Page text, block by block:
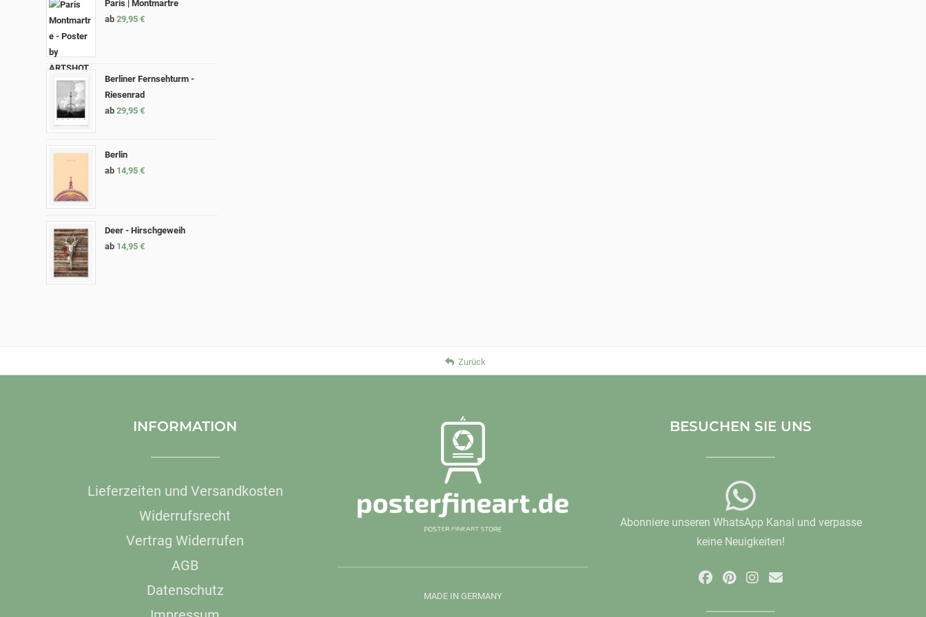
Paris | Montmartre
ab29,95€
Berliner Fernsehturm -
Riesenrad
ab29,95€
Berlin
ab 14,95€
Deer - Hirschgeweih
ab 14,95€
Zurück
INFORMATION
Lieferzeiten und Versandkosten
Widerrufsrecht
Vertrag Widerrufen
AGB
Datenschutz
MADE IN GERMANY
BESUCHEN SIE UNS
Abonniere unseren WhatsApp Kanal und verpasse
keine Neuigkeiten!